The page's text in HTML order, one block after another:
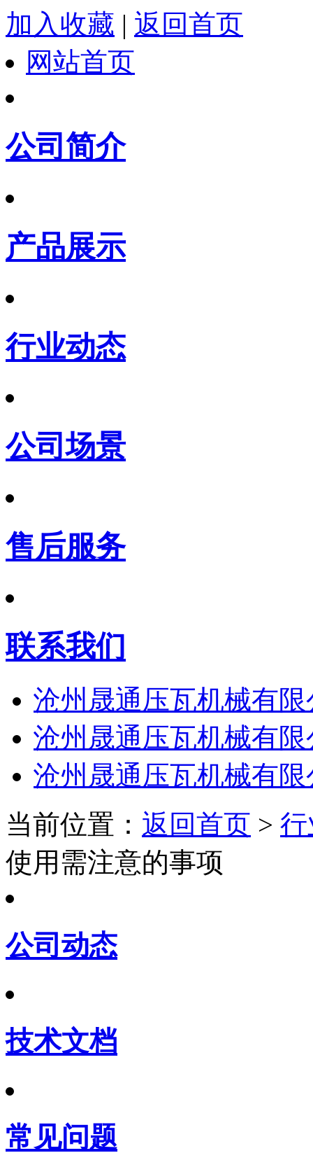
加入收藏 | 返回首页
网站首页
公司简介
产品展示
行业动态
公司场景
售后服务
联系我们
沧州晟通压瓦机械有限
沧州晟通压瓦机械有限
沧州晟通压瓦机械有限
当前位置： 返回首页 >
使用需注意的事项
公司动态
技术文档
常见问题